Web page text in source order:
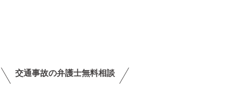
交通事故の弁護士無料相談